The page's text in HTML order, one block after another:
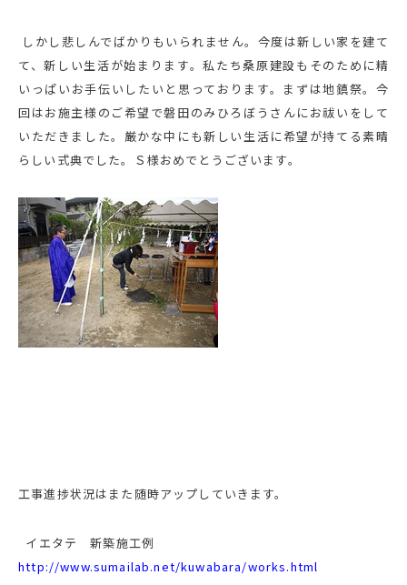
しかし悲しんでばかりもいられません。今度は新しい家を建て
て、新しい生活が始まります。私たち桑原建設もそのために精
いっぱいお手伝いしたいと思っております。まずは地鎮祭。今
回はお施主様のご希望で磐田のみひろぼうさんにお祓いをして
いただきました。厳かな中にも新しい生活に希望が持てる素晴
らしい式典でした。Ｓ様おめでとうございます。
工事進捗状況はまた随時アップしていきます。
イエタテ 新築施工例
http://www.sumailab.net/kuwabara/works.html